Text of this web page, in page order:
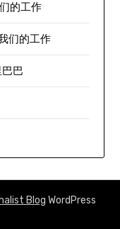
的工作
们的工作
巴
Blog WordPress